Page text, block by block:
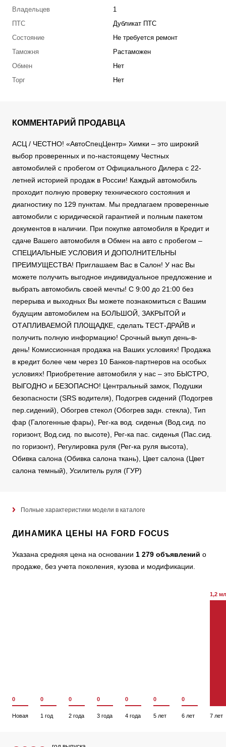
Владельцев
1
ПТС
Дубликат ПТС
Состояние
Не требуется ремонт
Таможня
Растаможен
Обмен
Нет
Торг
Нет
КОММЕНТАРИЙ ПРОДАВЦА
АСЦ / ЧЕСТНО! «АвтоСпецЦентр» Химки – это широкий
выбор проверенных и по-настоящему Честных
автомобилей с пробегом от Официального Дилера с 22-
летней историей продаж в России! Каждый автомобиль
проходит полную проверку технического состояния и
диагностику по 129 пунктам. Мы предлагаем проверенные
автомобили с юридической гарантией и полным пакетом
документов в наличии. При покупке автомобиля в Кредит и
сдаче Вашего автомобиля в Обмен на авто с пробегом –
СПЕЦИАЛЬНЫЕ УСЛОВИЯ И ДОПОЛНИТЕЛЬНЫ
ПРЕИМУЩЕСТВА! Приглашаем Вас в Салон! У нас Вы
можете получить выгодное индивидуальное предложение и
выбрать автомобиль своей мечты! С 9:00 до 21:00 без
перерыва и выходных Вы можете познакомиться с Вашим
будущим автомобилем на БОЛЬШОЙ, ЗАКРЫТОЙ и
ОТАПЛИВАЕМОЙ ПЛОЩАДКЕ, сделать ТЕСТ-ДРАЙВ и
получить полную информацию! Срочный выкуп день-в-
день! Комиссионная продажа на Ваших условиях! Продажа
в кредит более чем через 10 Банков-партнеров на особых
условиях! Приобретение автомобиля у нас – это БЫСТРО,
ВЫГОДНО и БЕЗОПАСНО! Центральный замок, Подушки
безопасности (SRS водителя), Подогрев сидений (Подогрев
пер.сидений), Обогрев стекол (Обогрев задн. стекла), Тип
фар (Галогенные фары), Рег-ка вод. сиденья (Вод.сид. по
горизонт, Вод.сид. по высоте), Рег-ка пас. сиденья (Пас.сид.
по горизонт), Регулировка руля (Рег-ка руля высота),
Обивка салона (Обивка салона ткань), Цвет салона (Цвет
салона темный), Усилитель руля (ГУР)
Полные характеристики модели в каталоге
ДИНАМИКА ЦЕНЫ НА FORD FOCUS
Указана средняя цена на основании 1 279 объявлений о
продаже, без учета поколения, кузова и модификации.
0
Новая
0
1 год
0
2 года
0
3 года
0
4 года
0
5 лет
0
6 лет
1,2
7 лет